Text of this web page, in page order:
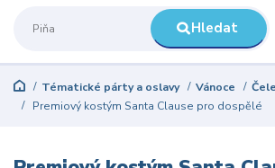
Hledat
Tématické párty a oslavy Vánoce
Premiový kostým Santa Clause pro dospělé